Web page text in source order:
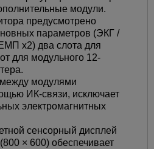
модули.
предусмотрено
параметров (ЭКГ /
х2) два слота для
для модульного 12-
модулями
ИК-связи, исключает
электромагнитных
сенсорный дисплей
× 600) обеспечивает